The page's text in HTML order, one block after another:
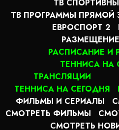
ТВ
ТВ ПРОГРАММЫ ПРЯМОЙ
ЕВРОСПОРТ 2
РАСПИСАНИЕ И
ТЕННИСА НА
ТРАНСЛЯЦИИ
ТЕННИСА НА СЕГОДНЯ
ФИЛЬМЫ И СЕРИАЛЫ
СМОТРЕТЬ ФИЛЬМЫ
СМОТРЕТЬ